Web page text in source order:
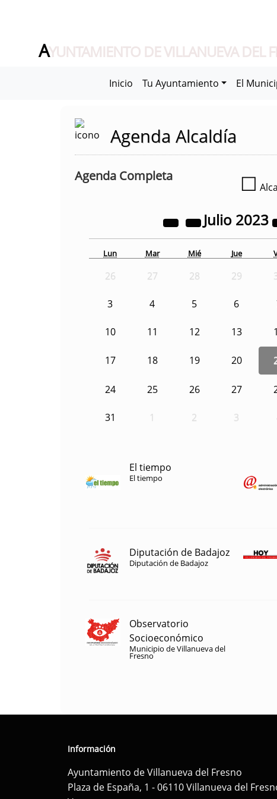
AYUNTAMIENTO DE VILLANUEVA DEL
Inicio Tu Ayuntamiento El
Agenda Alcaldía
Agenda Completa ☐
Julio 2023
Lun Mar Mié Jue
26 27 28 29
3 4 5 6
10 11 12 13
17 18 19 20
24 25 26 27
31 1 2 3
El tiempo
El tiempo
Diputación de Badajoz
Diputación de Badajoz
Observatorio
Socioeconómico
Municipio de Villanueva del
Fresno
Información
Ayuntamiento de Villanueva del Fresno
Plaza de España, 1 - 06110 Villanueva del